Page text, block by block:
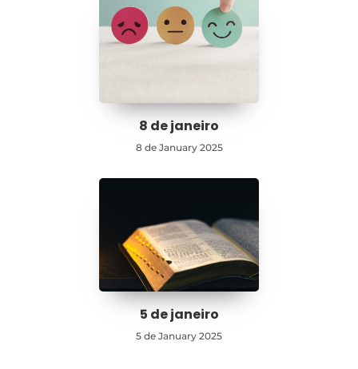
8 de janeiro
8 de January 2025
5 de janeiro
5 de January 2025